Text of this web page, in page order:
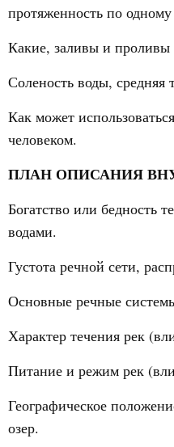
протяженность по
Какие, заливы и проливы
Соленость воды, средняя
Как может
человеком.
ПЛАН ОПИСАНИЯ
Богатство или бедность
водами.
Густота речной сети,
Основные речные
Характер течения рек
Питание и режим рек
Географическое
озер.